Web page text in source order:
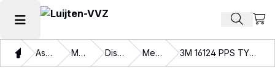
Hoofdmenu openen Zoek
ThuisAssortiment Materialen Disposables Mengbekers 3M 16124 PPS TYPE H/O LARGE DRUKBEKER